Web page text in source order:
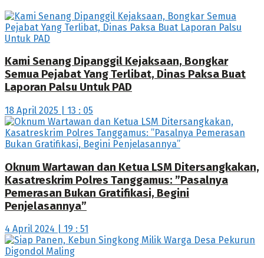
Kami Senang Dipanggil Kejaksaan, Bongkar
Semua Pejabat Yang Terlibat, Dinas Paksa Buat
Laporan Palsu Untuk PAD
18 April 2025 | 13 : 05
Oknum Wartawan dan Ketua LSM Ditersangkakan,
Kasatreskrim Polres Tanggamus: ”Pasalnya
Pemerasan Bukan Gratifikasi, Begini
Penjelasannya”
4 April 2024 | 19 : 51